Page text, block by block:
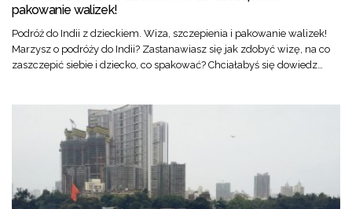
pakowanie walizek!
Podróż do Indii z dzieckiem. Wiza, szczepienia i pakowanie walizek!
Marzysz o podróży do Indii? Zastanawiasz się jak zdobyć wizę, na co
zaszczepić siebie i dziecko, co spakować? Chciałabyś się dowiedz…